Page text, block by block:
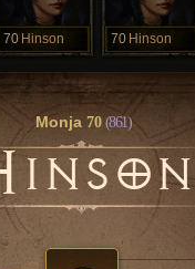
70 Hinson 70 Hinson
Monja70 (861)
INSON